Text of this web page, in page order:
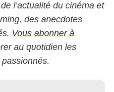
l’actualité du cinéma et
des anecdotes
Vous abonner à
au quotidien les